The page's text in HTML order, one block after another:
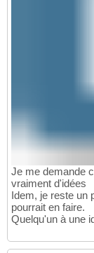
Je me demande
vraiment d'idées
Idem, je reste un
pourrait en faire.
Quelqu'un à une